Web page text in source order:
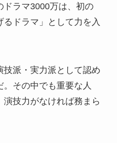
ドラマ3000万は、初の
るドラマ」として力を入
派・実力派として認め
。その中でも重要な人
技力がなければ務まら